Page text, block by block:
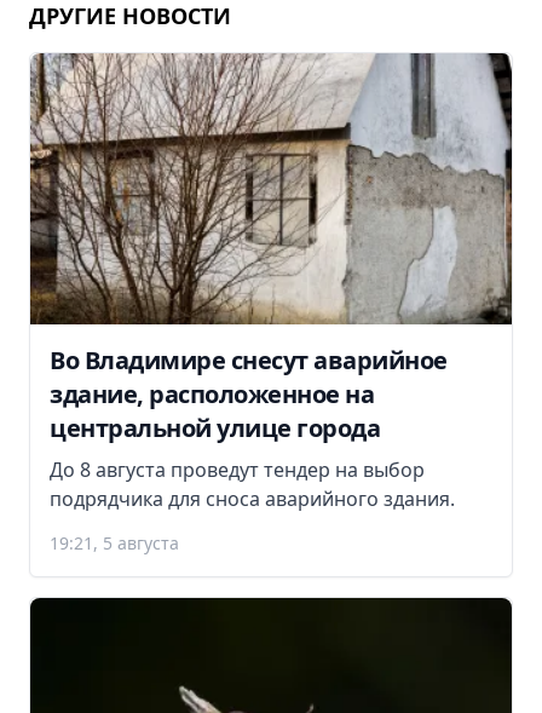
ДРУГИЕ НОВОСТИ
Во Владимире снесут аварийное
здание, расположенное на
центральной улице города
До 8 августа проведут тендер на выбор
подрядчика для сноса аварийного здания.
19:21, 5 августа